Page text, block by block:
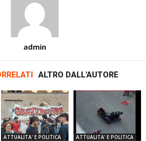
admin
ALTRO DALL'AUTORE
ATTUALITA' E POLITICA ATTUALITA' E POLITICA